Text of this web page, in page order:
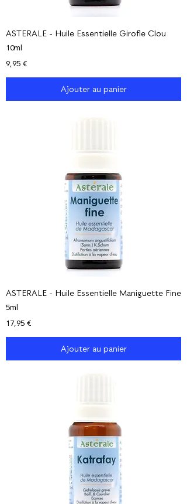
ASTERALE - Huile Essentielle Girofle Clou
10ml
Prix
9,95 €
Ajouter au panier
ASTERALE - Huile Essentielle Maniguette Fine
5ml
Prix
17,95 €
Ajouter au panier